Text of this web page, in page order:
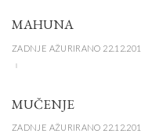
MAHUNA
ZADNJE AŽURIRANO
MUČENJE
ZADNJE AŽURIRANO